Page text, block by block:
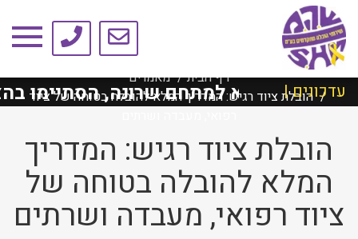
טיפים ומאמרים
דף הבית
מאמרים
הובלת ציוד רגיש: המדריך המלא להובלה בטוחה של ציודעדכונים |
ת״א למתחם שרונה, הסתיימו בהצלחה!
הובלת ציוד רגיש: המדריך
המלא להובלה בטוחה של
ציוד רפואי, מעבדה ושרתים